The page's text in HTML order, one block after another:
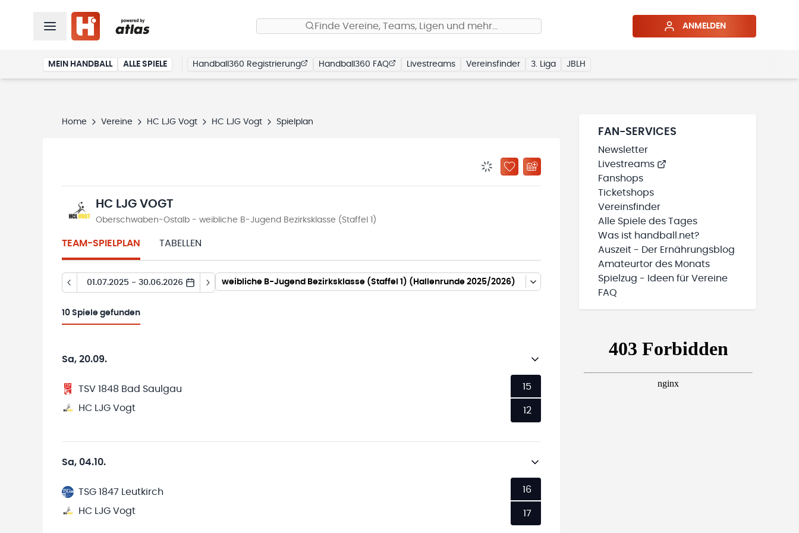
Finde Vereine, Teams, Ligen und mehr… ANMELDEN
MEIN HANDBALL ALLE SPIELE Handball360 Registrierung Handball360 FAQ Livestreams Vereinsfinder 3. Liga JBLH
Home Vereine HC LJG Vogt HC LJG Vogt Spielplan
BENACHRICHTIGUNGSSTATUS WIRD GELADEN
ZU „MEINE TEAMS“ HINZUFÜGEN
HC LJG VOGT
Oberschwaben-Ostalb - weibliche B-Jugend Bezirksklasse (Staffel 1)
TEAM-SPIELPLAN TABELLEN
01.07.2025 - 30.06.2026 weibliche B-Jugend Bezirksklasse (Staffel 1) (Hallenrunde 2025/2026)
10 Spiele gefunden
Sa, 20.09.
TSV 1848 Bad Saulgau
HC LJG Vogt
15
12
Sa, 04.10.
TSG 1847 Leutkirch
HC LJG Vogt
16
17
FAN-SERVICES
Newsletter
Livestreams
Fanshops
Ticketshops
Vereinsfinder
Alle Spiele des Tages
Was ist handball.net?
Auszeit - Der Ernährungsblog
Amateurtor des Monats
Spielzug - Ideen für Vereine
FAQ